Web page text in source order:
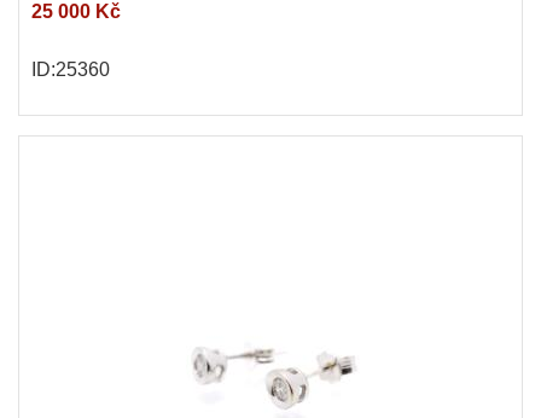
25 000 Kč
ID:25360